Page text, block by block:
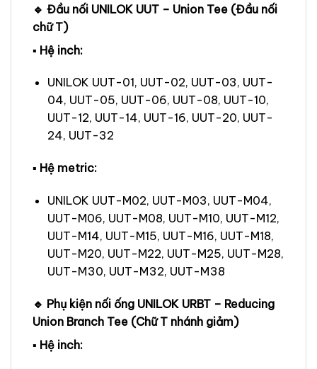
🔹 Đầu nối UNILOK UUT – Union Tee (Đầu nối
chữ T)
▪ Hệ inch:
UNILOK UUT-01, UUT-02, UUT-03, UUT-
04, UUT-05, UUT-06, UUT-08, UUT-10,
UUT-12, UUT-14, UUT-16, UUT-20, UUT-
24, UUT-32
▪ Hệ metric:
UNILOK UUT-M02, UUT-M03, UUT-M04,
UUT-M06, UUT-M08, UUT-M10, UUT-M12,
UUT-M14, UUT-M15, UUT-M16, UUT-M18,
UUT-M20, UUT-M22, UUT-M25, UUT-M28,
UUT-M30, UUT-M32, UUT-M38
🔹 Phụ kiện nối ống UNILOK URBT – Reducing
Union Branch Tee (Chữ T nhánh giảm)
▪ Hệ inch: